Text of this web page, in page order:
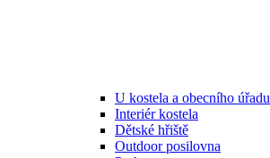
U kostela a obecního úřadu
Interiér kostela
Dětské hřiště
Outdoor posilovna